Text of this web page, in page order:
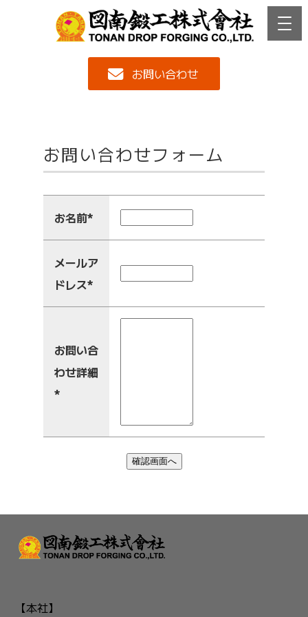
お問い合わせ
お問い合わせフォーム
お名前*
メールア
ドレス*
お問い合
わせ詳細
*
確認画面へ
【本社】